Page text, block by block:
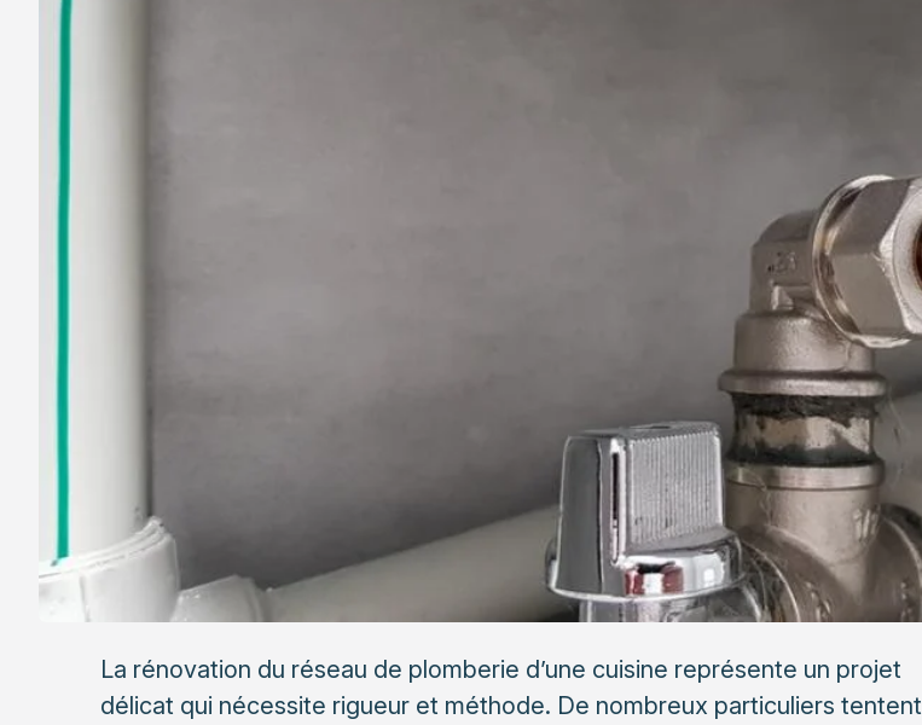
La rénovation du réseau de plomberie d’une cuisine représente un projet
délicat qui nécessite rigueur et méthode. De nombreux particuliers tentent